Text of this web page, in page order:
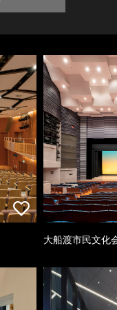
大船渡市民文化